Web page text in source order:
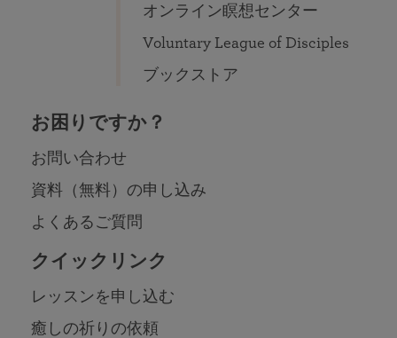
オンライン瞑想センター
Voluntary League of Disciples
ブックストア
お困りですか？
お問い合わせ
資料（無料）の申し込み
よくあるご質問
クイックリンク
レッスンを申し込む
癒しの祈りの依頼